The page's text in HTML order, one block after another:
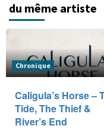
du même artiste
Chronique
Caligula’s Horse –
Tide, The Thief &
River’s End